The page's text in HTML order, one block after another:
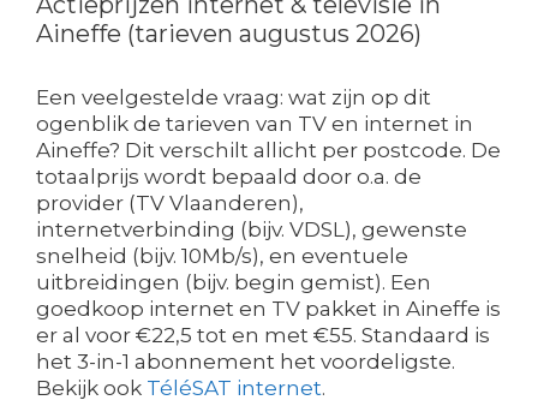
Aineffe (tarieven augustus 2026)
Een veelgestelde vraag: wat zijn op dit
ogenblik de tarieven van TV en internet in
Aineffe? Dit verschilt allicht per postcode. De
totaalprijs wordt bepaald door o.a. de
provider (TV Vlaanderen),
internetverbinding (bijv. VDSL), gewenste
snelheid (bijv. 10Mb/s), en eventuele
uitbreidingen (bijv. begin gemist). Een
goedkoop internet en TV pakket in Aineffe is
er al voor €22,5 tot en met €55. Standaard is
het 3-in-1 abonnement het voordeligste.
Bekijk ook TéléSAT internet.